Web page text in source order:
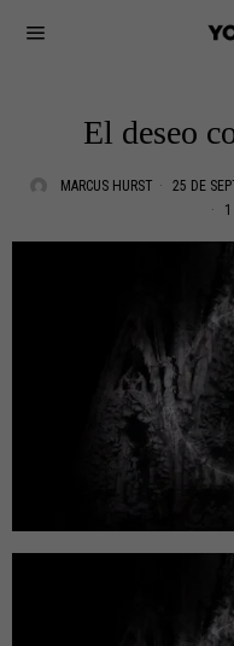
El deseo
MARCUS HURST 25 DE